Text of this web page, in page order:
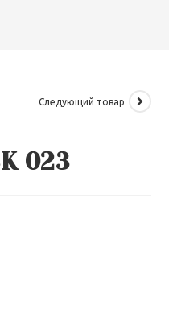
Следующий товар
023